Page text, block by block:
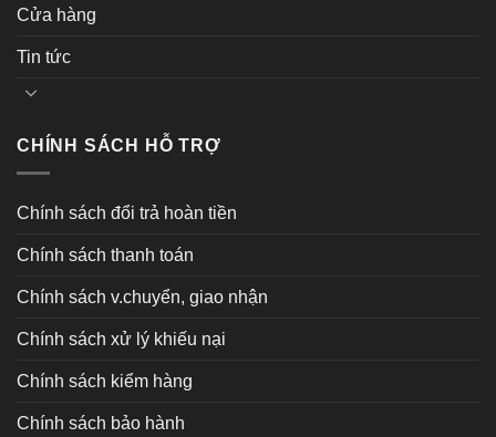
Cửa hàng
Tin tức
CHÍNH SÁCH HỖ TRỢ
Chính sách đổi trả hoàn tiền
Chính sách thanh toán
Chính sách v.chuyển, giao nhận
Chính sách xử lý khiếu nại
Chính sách kiểm hàng
Chính sách bảo hành